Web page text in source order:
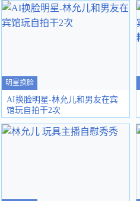
明星换脸
AI换脸明星-林允儿和男友在宾
馆玩自拍干2次